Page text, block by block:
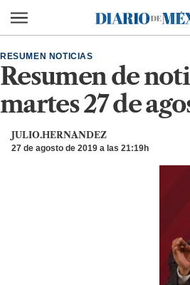
Diario de México
Resumen de
martes 27 de
RESUMEN NOTICIAS
JULIO.HERNANDEZ
27 de agosto de 2019 a las 21:19h